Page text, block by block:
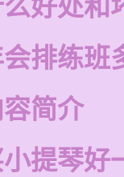
好处和
排练班
简介
提琴好